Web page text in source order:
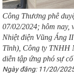
song phương về
25
Bám sát 5
nối tiêu thụ, đưa sản
nhanh và bền vững
địa bàn tỉnh Hà Tĩnh
lượng cao trong
điện MBA T2 Trạm
ngành Công
Công Thương phê
07/02/2024; hôm nay,
Nhiệt điện Vũng Áng
Tĩnh), Công ty TNHH
diễn tập ứng phó sự
Ngày đăng: 11/20/